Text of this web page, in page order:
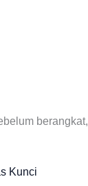
Kunci